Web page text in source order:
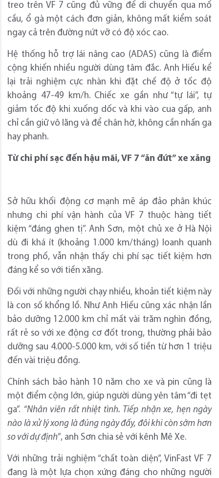
treo trên VF 7 cũng đủ vững để di chuyển qua mố
cầu, ổ gà một cách đơn giản, không mất kiểm soát
ngay cả trên đường nứt vỡ có độ xóc cao.
Hệ thống hỗ trợ lái nâng cao (ADAS) cũng là điểm
cộng khiến nhiều người dùng tâm đắc. Anh Hiếu kể
lại trải nghiệm cực nhàn khi đặt chế độ ở tốc độ
khoảng 47-49 km/h. Chiếc xe gần như “tự lái”, tự
giảm tốc độ khi xuống dốc và khi vào cua gấp, anh
chỉ cần giữ vô lăng và để chân hờ, không cần nhấn ga
hay phanh.
Từ chi phí sạc đến hậu mãi, VF 7 “ăn đứt” xe xăng
Sở hữu khối động cơ mạnh mẽ áp đảo phân khúc
nhưng chi phí vận hành của VF 7 thuộc hàng tiết
kiệm “đáng ghen tị”. Anh Sơn, một chủ xe ở Hà Nội
dù đi khá ít (khoảng 1.000 km/tháng) loanh quanh
trong phố, vẫn nhận thấy chi phí sạc tiết kiệm hơn
đáng kể so với tiền xăng.
Đối với những người chạy nhiều, khoản tiết kiệm này
là con số khổng lồ. Như Anh Hiếu cũng xác nhận lần
bảo dưỡng 12.000 km chỉ mất vài trăm nghìn đồng,
rất rẻ so với xe động cơ đốt trong, thường phải bảo
dưỡng sau 4.000-5.000 km, với số tiền từ hơn 1 triệu
đến vài triệu đồng.
Chính sách bảo hành 10 năm cho xe và pin cũng là
một điểm cộng lớn, giúp người dùng yên tâm “đi tẹt
ga”. “Nhân viên rất nhiệt tình. Tiếp nhận xe, hẹn ngày
nào là xử lý xong là đúng ngày đấy, đôi khi còn sớm hơn
so với dự định”, anh Sơn chia sẻ với kênh Mê Xe.
Với những trải nghiệm “chất toàn diện”, VinFast VF 7
đang là một lựa chọn xứng đáng cho những người